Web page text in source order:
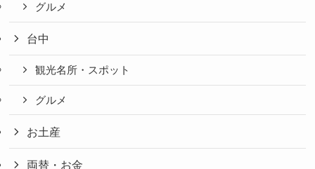
グルメ
台中
観光名所・スポット
グルメ
お土産
両替・お金